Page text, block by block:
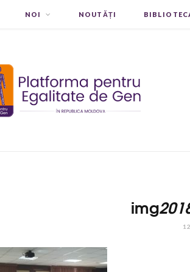
NOI NOUTĂȚI
img